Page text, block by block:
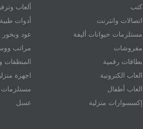
كتب ألعاب
اتصالات وانترنت أدوات طبية
مستلزمات حيوانات أليفة عود وبخور
مفروشات مراتب
بطاقات رقمية المنظفات
العاب الكترونية اجهزة
العاب أطفال مستلزمات
إكسسوارات منزلية عسل